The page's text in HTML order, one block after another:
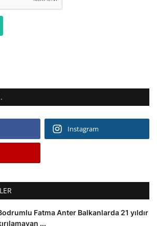
Instagram
Fatma Anter Balkanlarda 21 yıldır
...